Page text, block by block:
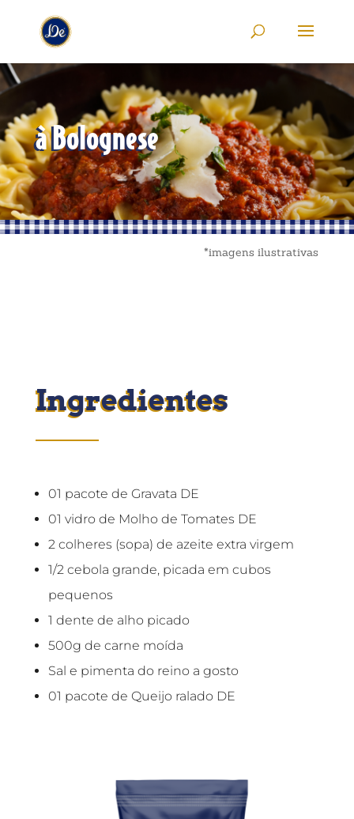
à Bolognese
*imagens ilustrativas
Ingredientes
01 pacote de Gravata DE
01 vidro de Molho de Tomates DE
2 colheres (sopa) de azeite extra virgem
1/2 cebola grande, picada em cubos
pequenos
1 dente de alho picado
500g de carne moída
Sal e pimenta do reino a gosto
01 pacote de Queijo ralado DE